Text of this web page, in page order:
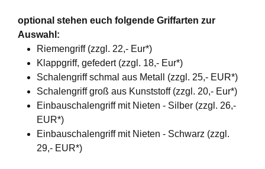
optional stehen euch folgende Griffarten zur
Auswahl:
Riemengriff (zzgl. 22,- Eur*)
Klappgriff, gefedert (zzgl. 18,- Eur*)
Schalengriff schmal aus Metall (zzgl. 25,- EUR*)
Schalengriff groß aus Kunststoff (zzgl. 20,- Eur*)
Einbauschalengriff mit Nieten - Silber (zzgl. 26,-
EUR*)
Einbauschalengriff mit Nieten - Schwarz (zzgl.
29,- EUR*)